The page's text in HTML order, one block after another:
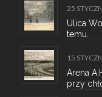
25
Ulica
temu.
15
Arena
przy